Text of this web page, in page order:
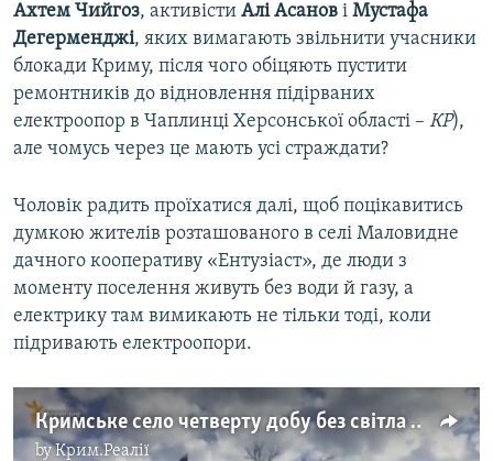
Ахтем Чийгоз, активісти Алі Асанов і Мустафа
Дегерменджі, яких вимагають звільнити учасники
блокади Криму, після чого обіцяють пустити
ремонтників до відновлення підірваних
електроопор в Чаплинці Херсонської області – КР),
але чомусь через це мають усі страждати?
Чоловік радить проїхатися далі, щоб поцікавитись
думкою жителів розташованого в селі Маловидне
дачного кооперативу «Ентузіаст», де люди з
моменту поселення живуть без води й газу, а
електрику там вимикають не тільки тоді, коли
підривають електроопори.
Кримське село четверту добу без світла (відео)
byКрим.Реалії